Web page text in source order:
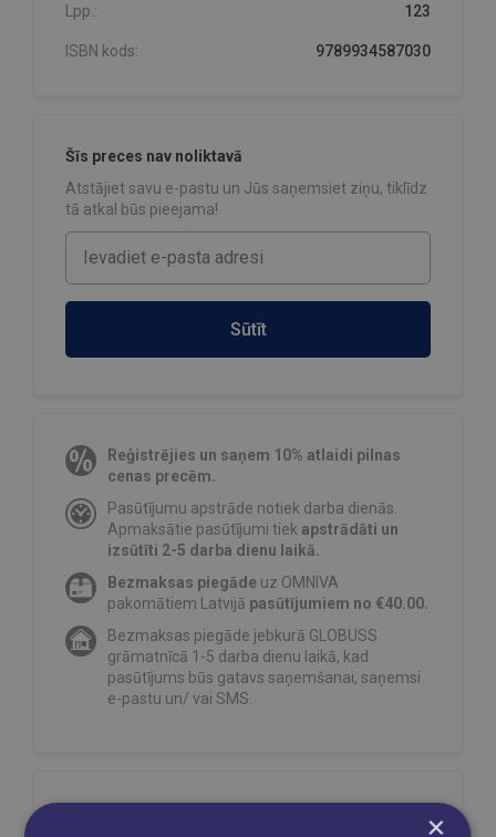
Lpp.: 123
ISBN kods: 9789934587030
Šīs preces nav noliktavā
Atstājiet savu e-pastu un Jūs saņemsiet ziņu, tiklīdz
tā atkal būs pieejama!
Sūtīt
Reģistrējies un saņem 10% atlaidi pilnas
cenas precēm.
Pasūtījumu apstrāde notiek darba dienās.
Apmaksātie pasūtījumi tiek apstrādāti un
izsūtīti 2-5 darba dienu laikā.
Bezmaksas piegāde uz OMNIVA
pakomātiem Latvijā pasūtījumiem no €40.00.
Bezmaksas piegāde jebkurā GLOBUSS
grāmatnīcā 1-5 darba dienu laikā, kad
pasūtījums būs gatavs saņemšanai, saņemsi
e-pastu un/ vai SMS.
×